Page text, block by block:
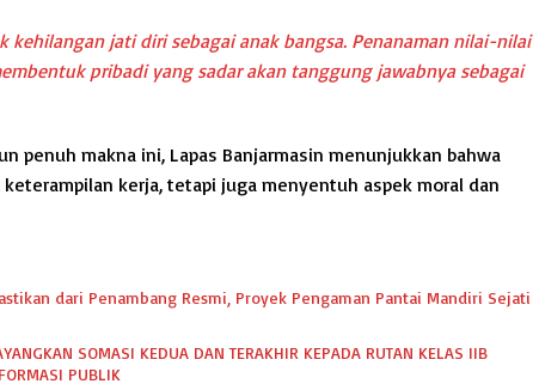
kehilangan jati diri sebagai anak bangsa. Penanaman nilai-nilai
pribadi yang sadar akan tanggung jawabnya sebagai
penuh makna ini, Lapas Banjarmasin menunjukkan bahwa
kerja, tetapi juga menyentuh aspek moral dan
dari Penambang Resmi, Proyek Pengaman Pantai Mandiri Sejati
SOMASI KEDUA DAN TERAKHIR KEPADA RUTAN KELAS IIB
PUBLIK